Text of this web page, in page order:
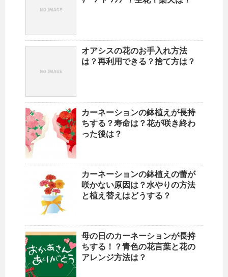
オアシスの花のお手入れ方法
は？再利用できる？捨て方は？
カーネーションの鉢植えが長持
ちする？寿命は？花が咲き終わ
った後は？
カーネーションの鉢植えの蕾が
咲かない原因は？水やりの方法
と植え替えはどうする？
母の日のカーネーションが長持
ちする！？青色の花言葉と花の
アレンジ方法は？